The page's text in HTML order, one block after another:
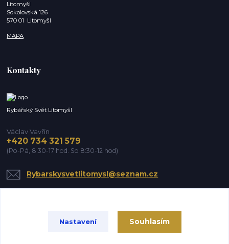
Litomyšl
Sokolovská 126
570 01 Litomyšl
MAPA
Kontakty
Rybářský Svět Litomyšl
Václav Vavřín
+420 734 321 579
(Po-Pá, 8:30-17 hod. So 8:30-12 hod)
Rybarskysvetlitomysl@seznam.cz
Nastavení Souhlasím